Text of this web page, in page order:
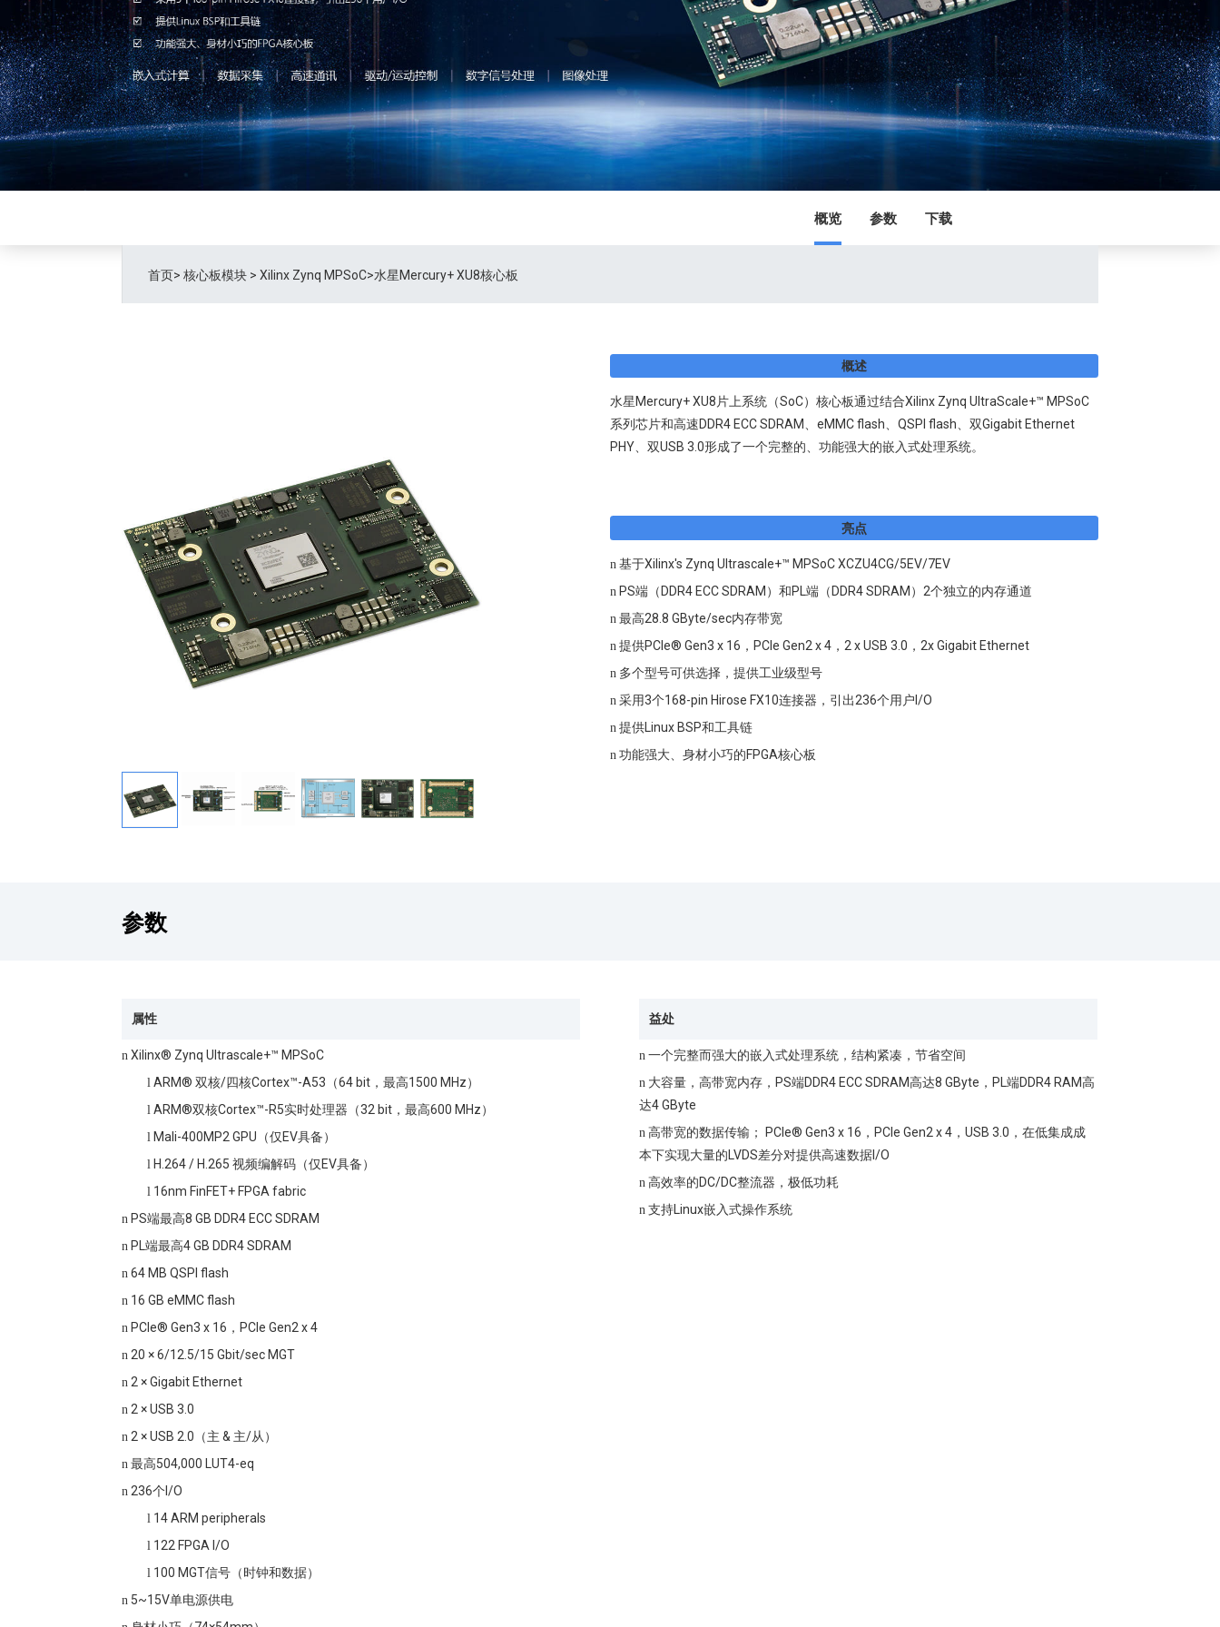
概览 参数 下载
首页>核心板模块 >Xilinx Zynq MPSoC>水星Mercury+ XU8核心板
概述
水星Mercury+ XU8片上系统（SoC）核心板通过结合Xilinx Zynq UltraScale+™ MPSoC
系列芯片和高速DDR4 ECC SDRAM、eMMC flash、QSPI flash、双Gigabit Ethernet
PHY、双USB 3.0形成了一个完整的、功能强大的嵌入式处理系统。
亮点
n 基于Xilinx's Zynq Ultrascale+™ MPSoC XCZU4CG/5EV/7EV
n PS端（DDR4 ECC SDRAM）和PL端（DDR4 SDRAM）2个独立的内存通道
n 最高28.8 GByte/sec内存带宽
n 提供PCIe® Gen3 x 16，PCIe Gen2 x 4，2 x USB 3.0，2x Gigabit Ethernet
n 多个型号可供选择，提供工业级型号
n 采用3个168-pin Hirose FX10连接器，引出236个用户I/O
n 提供Linux BSP和工具链
n 功能强大、身材小巧的FPGA核心板
参数
属性
n Xilinx® Zynq Ultrascale+™ MPSoC
l ARM® 双核/四核Cortex™-A53（64 bit，最高1500 MHz）
l ARM®双核Cortex™-R5实时处理器（32 bit，最高600 MHz）
l Mali-400MP2 GPU（仅EV具备）
l H.264 / H.265 视频编解码（仅EV具备）
l 16nm FinFET+ FPGA fabric
n PS端最高8 GB DDR4 ECC SDRAM
n PL端最高4 GB DDR4 SDRAM
n 64 MB QSPI flash
n 16 GB eMMC flash
n PCIe® Gen3 x 16，PCIe Gen2 x 4
n 20 × 6/12.5/15 Gbit/sec MGT
n 2 × Gigabit Ethernet
n 2 × USB 3.0
n 2 × USB 2.0（主 & 主/从）
n 最高504,000 LUT4-eq
n 236个I/O
l 14 ARM peripherals
l 122 FPGA I/O
l 100 MGT信号（时钟和数据）
n 5~15V单电源供电
益处
n 一个完整而强大的嵌入式处理系统，结构紧凑，节省空间
n 大容量，高带宽内存，PS端DDR4 ECC SDRAM高达8 GByte，PL端DDR4 RAM高
达4 GByte
n 高带宽的数据传输； PCIe® Gen3 x 16，PCIe Gen2 x 4，USB 3.0，在低集成成
本下实现大量的LVDS差分对提供高速数据I/O
n 高效率的DC/DC整流器，极低功耗
n 支持Linux嵌入式操作系统